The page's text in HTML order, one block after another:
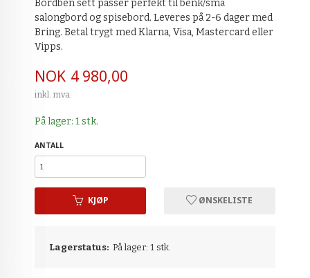
Bordben sett passer perfekt til benk/små
salongbord og spisebord. Leveres på 2-6 dager med
Bring. Betal trygt med Klarna, Visa, Mastercard eller
Vipps.
Pris
NOK 4 980,00
inkl. mva.
På lager: 1 stk.
ANTALL
KJØP ØNSKELISTE
Lagerstatus: På lager: 1 stk.